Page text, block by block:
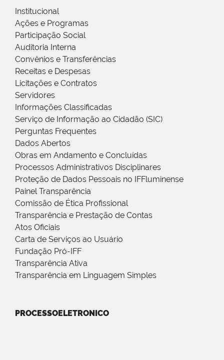
Institucional
Ações e Programas
Participação Social
Auditoria Interna
Convênios e Transferências
Receitas e Despesas
Licitações e Contratos
Servidores
Informações Classificadas
Serviço de Informação ao Cidadão (SIC)
Perguntas Frequentes
Dados Abertos
Obras em Andamento e Concluídas
Processos Administrativos Disciplinares
Proteção de Dados Pessoais no IFFluminense
Painel Transparência
Comissão de Ética Profissional
Transparência e Prestação de Contas
Atos Oficiais
Carta de Serviços ao Usuário
Fundação Pró-IFF
Transparência Ativa
Transparência em Linguagem Simples
PROCESSOELETRONICO